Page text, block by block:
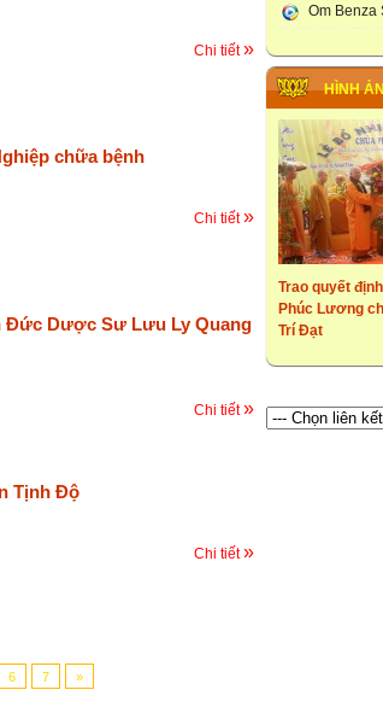
Chi tiết»
chữa bệnh
Chi tiết»
Đức Dược Sư Lưu Ly Quang
Chi tiết»
Tịnh Độ
Chi tiết»
6 7 »
Thạt
Tổ
Om Benza
HÌNH
Trao quyết
Phúc Lương
Trí Đạt